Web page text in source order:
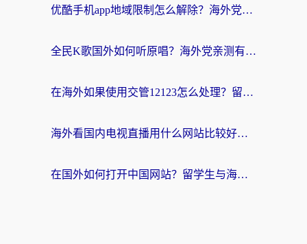
优酷手机app地域限制怎么解除？海外党亲测有效的追剧方案
全民K歌国外如何听原唱？海外党亲测有效的回国加速器选择指南
在海外如果使用交管12123怎么处理？留学生亲测有效的回国加速方案
海外看国内电视直播用什么网站比较好？一篇解决你所有追剧难题的实用指南
在国外如何打开中国网站？留学生与海外华人的无缝访问指南